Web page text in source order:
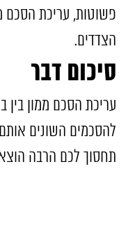
פשוטות, עריכת הסכם
הצדדים.
סיכום דבר
עריכת הסכם ממון בין
להסכמים השונים
תחסוך לכם הרבה